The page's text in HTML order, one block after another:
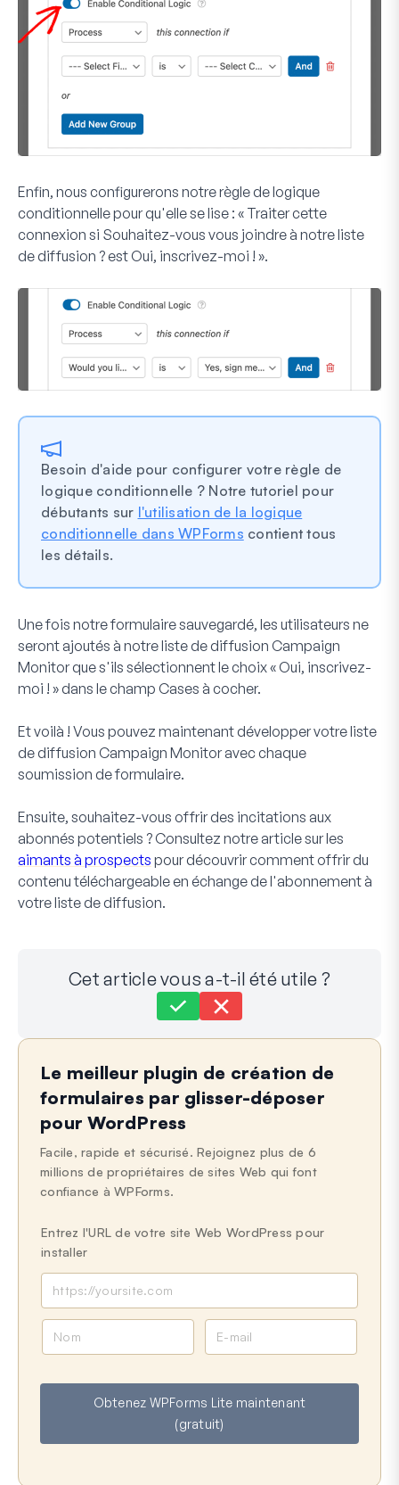
Enfin, nous configurerons notre règle de logique
conditionnelle pour qu'elle se lise : « Traitercette
connexion si Souhaitez-vous vous joindre à notre liste
de diffusion ? est Oui, inscrivez-moi ! ».
Besoin d'aide pour configurer votre règle de
logique conditionnelle ? Notre tutoriel pour
débutants sur l'utilisation de la logique
conditionnelle dans WPForms contient tous
les détails.
Une fois notre formulaire sauvegardé, les utilisateurs ne
seront ajoutés à notre liste de diffusion Campaign
Monitor que s'ils sélectionnent le choix « Oui, inscrivez-
moi ! » dans le champ Cases à cocher.
Et voilà ! Vous pouvez maintenant développer votre liste
de diffusion Campaign Monitor avec chaque
soumission de formulaire.
Ensuite, souhaitez-vous offrir des incitations aux
abonnés potentiels ? Consultez notre article sur les
aimants à prospects pour découvrir comment offrir du
contenu téléchargeable en échange de l'abonnement à
votre liste de diffusion.
Cet article vous a-t-il été utile ?
Toujours bloqué ?
Comment pouvons-nous vous aider ?
Dernière mise à jour le 23 déc. 2025
Le meilleur plugin de création de
formulaires par glisser-déposer
pour WordPress
Facile, rapide et sécurisé. Rejoignez plus de 6
millions de propriétaires de sites Web qui font
confiance à WPForms.
Entrez l'URL de votre site Web WordPress pour
installer
a
i
l
Obtenez WPForms Lite maintenant
(gratuit)